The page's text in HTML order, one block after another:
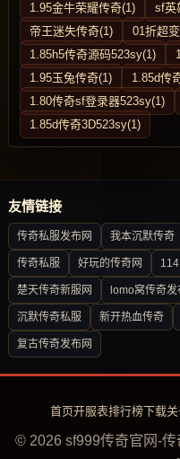
1.95金牛荣耀传奇(1)
sf英
帝王迷失传奇(1)
01折超
1.85h5传奇源码523sy(1)
1.95玉兔传奇(1)
1.85d传
1.80传奇sf登录器523sy(1)
1.85d传奇3D523sy(1)
友情链接
传奇私服发布网 我本沉默传奇
传奇私服 好玩的传奇网
楚天传奇新服网 lomo窝传奇发
沉默传奇私服 新开热血传奇
复古传奇发布网
首页开服表排行榜下载关
© 2026 sf999传奇官网-